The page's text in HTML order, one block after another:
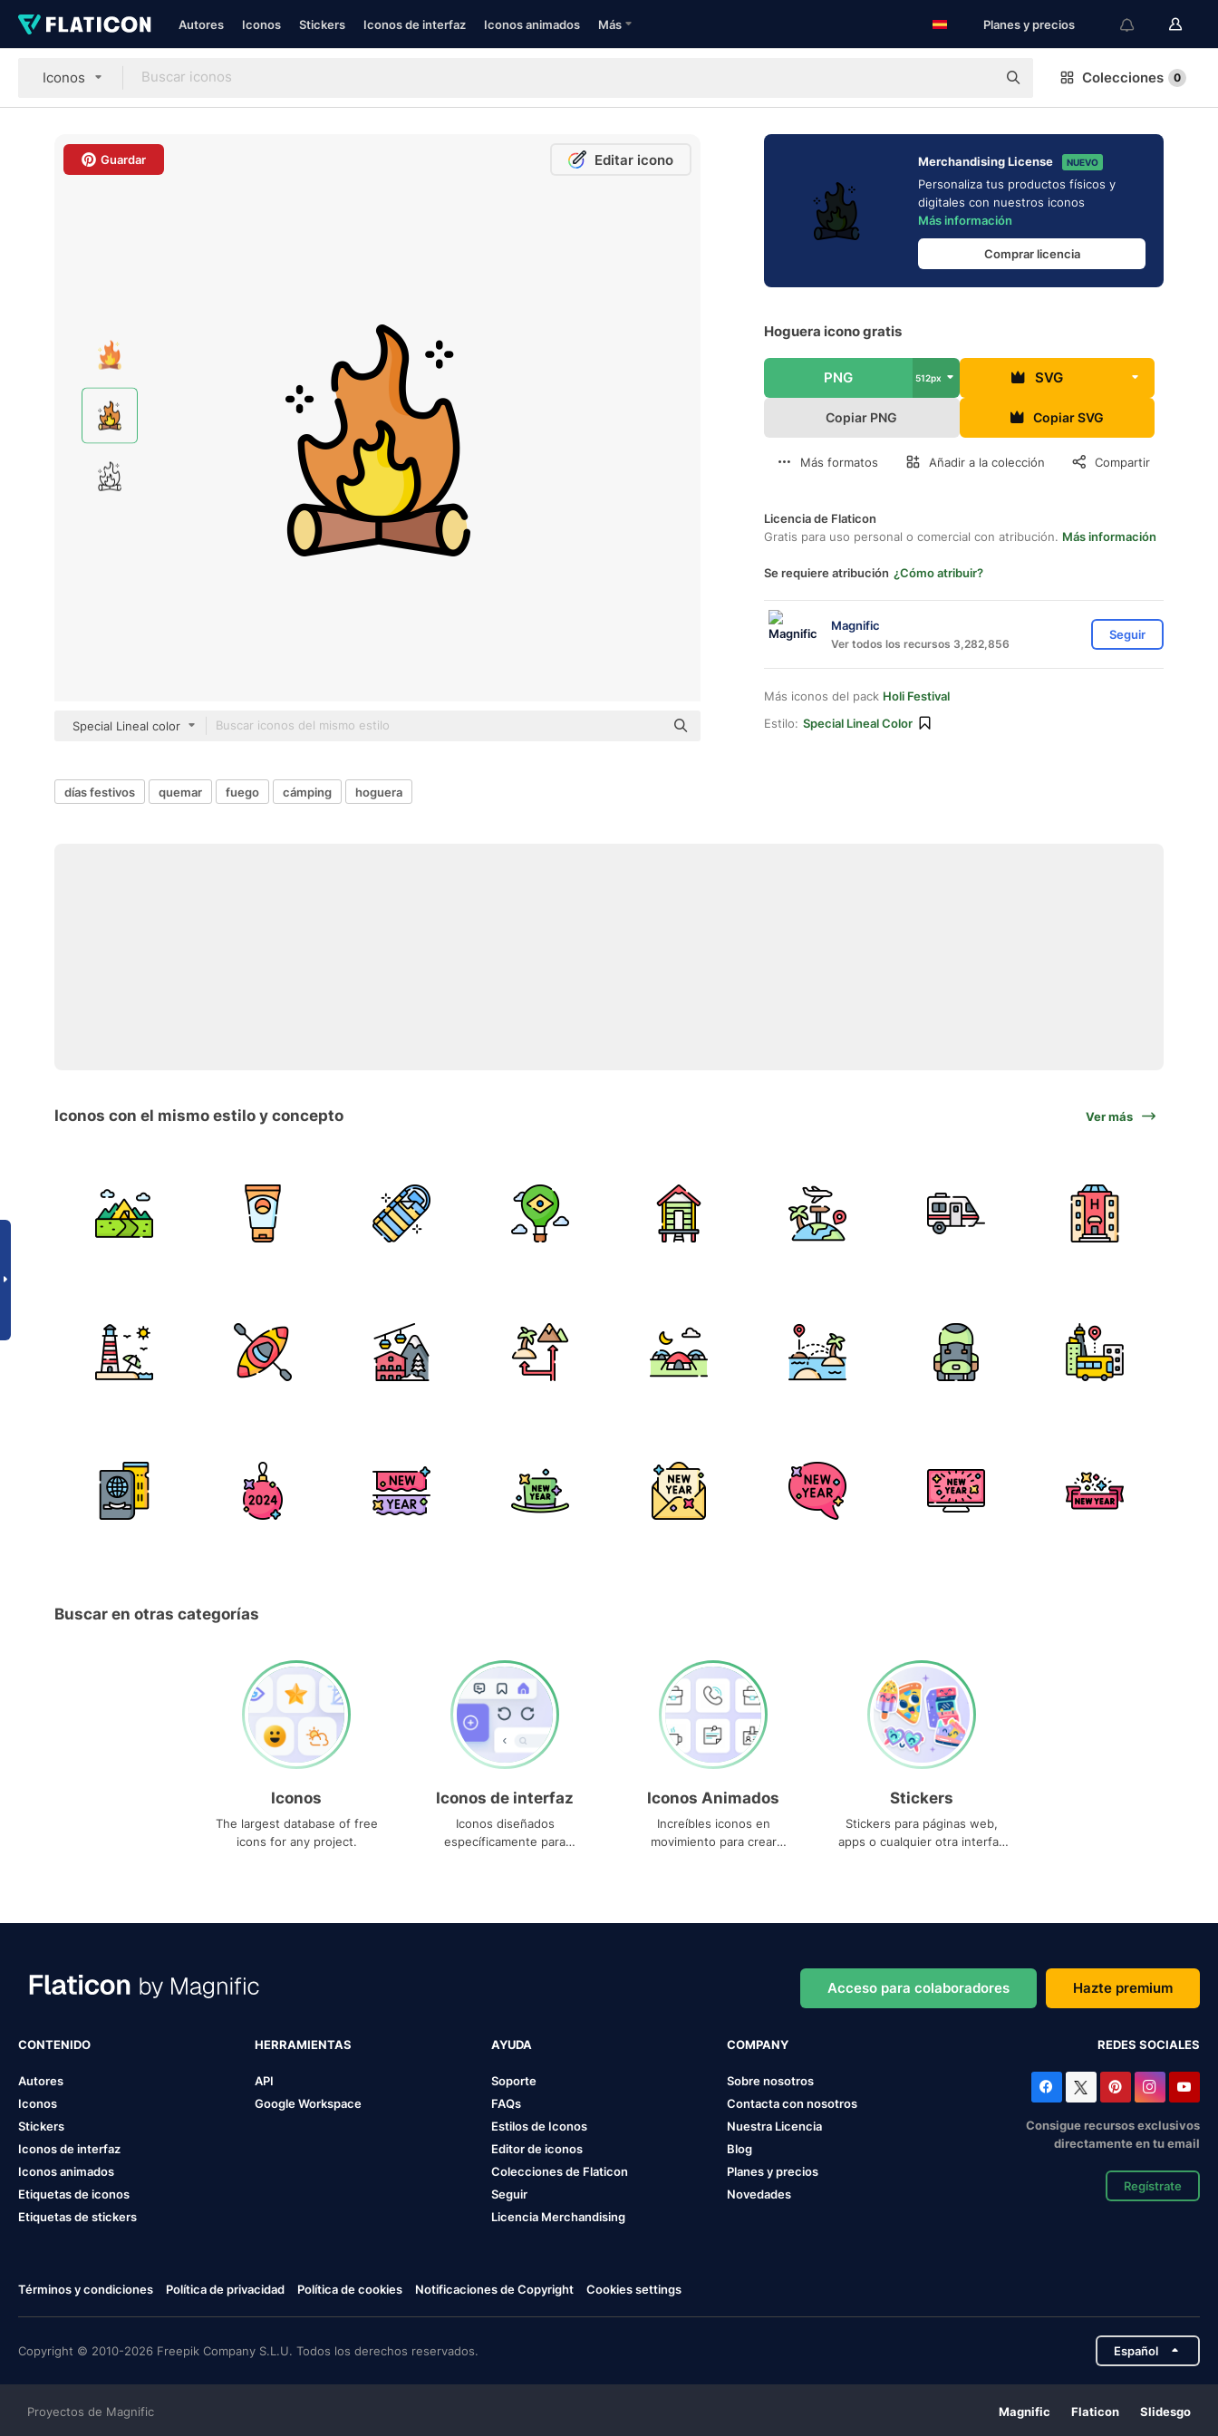
Autores Iconos Stickers Iconos de interfaz Iconos animados Más Planes y precios
Iconos Colecciones 0
Guardar Editar icono
Special Lineal color
Merchandising License NUEVO
Personaliza tus productos físicos y
digitales con nuestros iconos
Más información
Comprar licencia
Hoguera icono gratis
PNG 512px SVG
Copiar PNG Copiar SVG
Más formatos Añadir a la colección Compartir
Licencia de Flaticon
Gratis para uso personal o comercial con atribución. Más información
Se requiere atribución ¿Cómo atribuir?
Magnific
Ver todos los recursos 3,282,856
Seguir
Más iconos del pack Holi Festival
Estilo: Special Lineal Color
días festivos quemar fuego cámping hoguera
Iconos con el mismo estilo y concepto Ver más
Buscar en otras categorías
Iconos
The largest database of free
icons for any project.
Iconos de interfaz
Iconos diseñados
específicamente para
Iconos Animados
Increíbles iconos en
movimiento para crear
Stickers
Stickers para páginas web,
apps o cualquier otra interfaz
Acceso para colaboradores Hazte premium
CONTENIDO
Autores
Iconos
Stickers
Iconos de interfaz
Iconos animados
Etiquetas de iconos
Etiquetas de stickers
HERRAMIENTAS
API
Google Workspace
AYUDA
Soporte
FAQs
Estilos de Iconos
Editor de iconos
Colecciones de Flaticon
Seguir
Licencia Merchandising
COMPANY
Sobre nosotros
Contacta con nosotros
Nuestra Licencia
Blog
Planes y precios
Novedades
REDES SOCIALES
Consigue recursos exclusivos
directamente en tu email
Regístrate
Términos y condiciones Política de privacidad Política de cookies Notificaciones de Copyright Cookies settings
Copyright © 2010-2026 Freepik Company S.L.U. Todos los derechos reservados. Español
Proyectos de Magnific Magnific Flaticon Slidesgo